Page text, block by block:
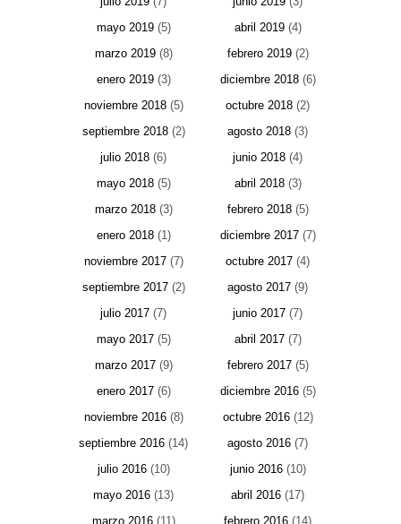
mayo 2019(5) abril 2019(4)
marzo 2019(8) febrero 2019(2)
enero 2019(3) diciembre 2018(6)
noviembre 2018(5) octubre 2018 (2)
septiembre 2018(2) agosto 2018 (3)
julio 2018 (6) junio 2018 (4)
mayo 2018(5) abril 2018(3)
marzo 2018(3) febrero 2018(5)
enero 2018(1) diciembre 2017(7)
noviembre 2017(7) octubre 2017 (4)
septiembre 2017(2) agosto 2017 (9)
julio 2017 (7) junio 2017 (7)
mayo 2017(5) abril 2017(7)
marzo 2017(9) febrero 2017(5)
enero 2017(6) diciembre 2016(5)
noviembre 2016(8) octubre 2016(12)
septiembre 2016 (14) agosto 2016 (7)
julio 2016(10) junio 2016(10)
mayo 2016 (13) abril 2016 (17)
marzo 2016(11) febrero 2016 (14)